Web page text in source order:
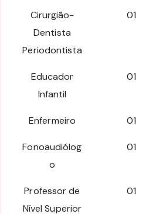
Cirurgião-
Dentista
Periodontista
01
Educador
Infantil
01
Enfermeiro 01
Fonoaudiólog
o
01
Professor de
Nível Superior
01